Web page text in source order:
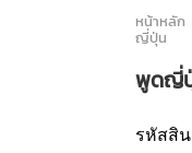
หน้าหลัก
ญี่ปุ่น
พูดญี่
รหัสสิ